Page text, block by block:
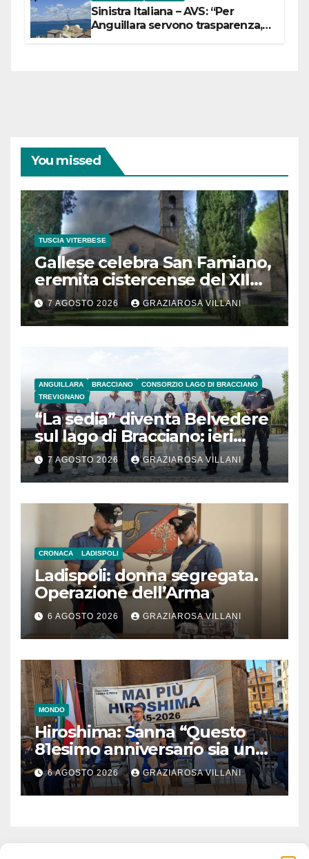
Sinistra Italiana – AVS: “Per
Anguillara servono trasparenza,
You missed
TUSCIA VITERBESE
Gallese celebra San Famiano,
eremita cistercense del XII
secolo
7 AGOSTO 2026 GRAZIAROSA VILLANI
ANGUILLARA BRACCIANO
CONSORZIO LAGO DI BRACCIANO
TREVIGNANO
“La sedia” diventa Belvedere
sul lago di Bracciano: ieri
l’inaugurazione
7 AGOSTO 2026 GRAZIAROSA VILLANI
CRONACA LADISPOLI
Ladispoli: donna segregata.
Operazione dell’Arma
6 AGOSTO 2026 GRAZIAROSA VILLANI
MONDO
Hiroshima: Sanna “Questo
81esimo anniversario sia un
monito per tutti”
6 AGOSTO 2026 GRAZIAROSA VILLANI